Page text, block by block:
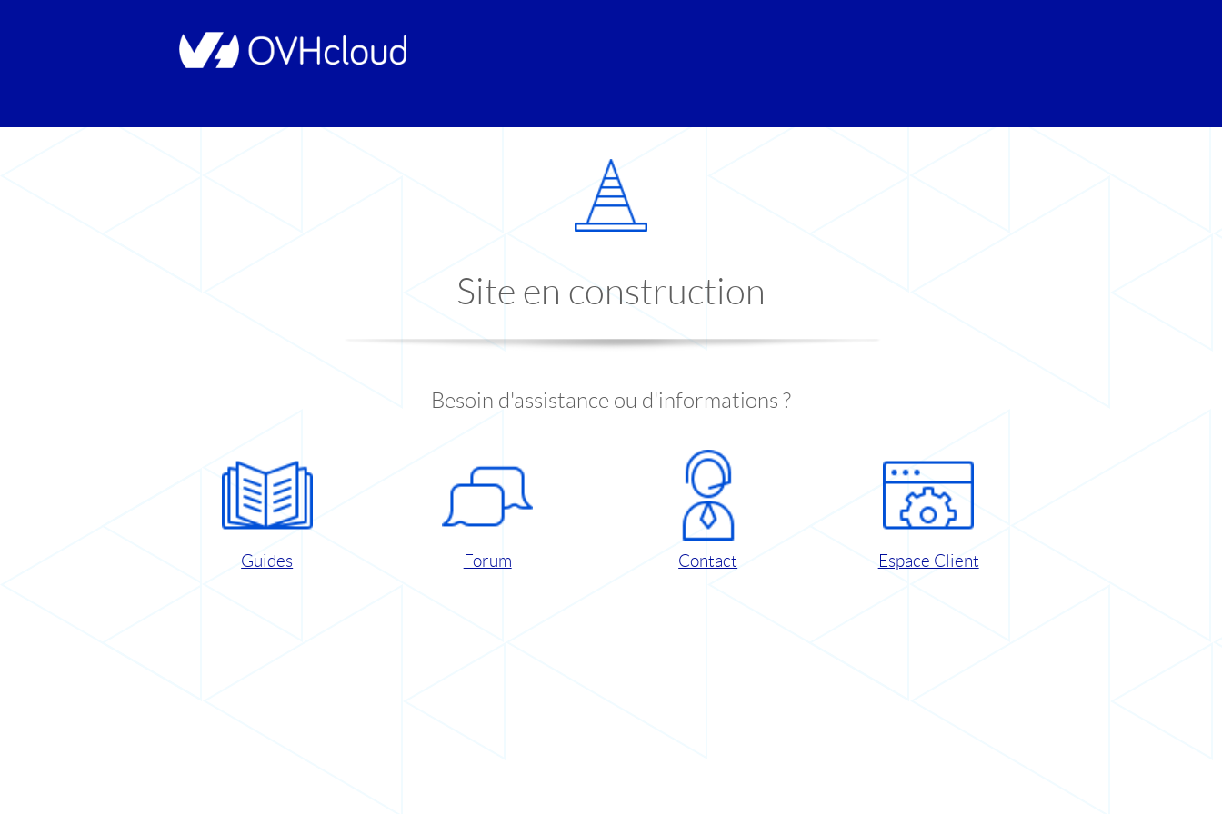
Site en construction
Besoin d'assistance ou d'informations ?
Guides Forum Contact Espace Client